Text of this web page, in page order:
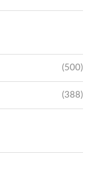
(500)
(388)